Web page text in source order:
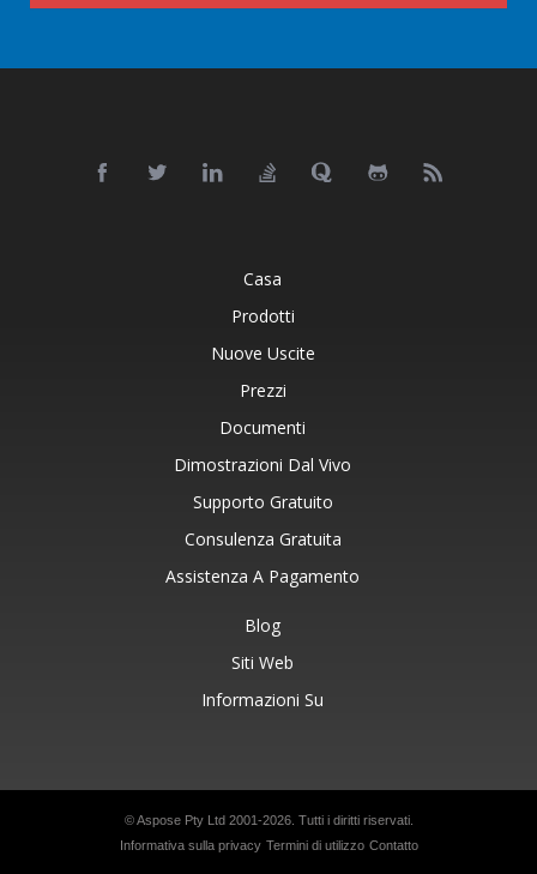
Casa
Prodotti
Nuove Uscite
Prezzi
Documenti
Dimostrazioni Dal Vivo
Supporto Gratuito
Consulenza Gratuita
Assistenza A Pagamento
Blog
Siti Web
Informazioni Su
© Aspose Pty Ltd 2001-2026. Tutti i diritti riservati.
Informativa sulla privacy Termini di utilizzo Contatto